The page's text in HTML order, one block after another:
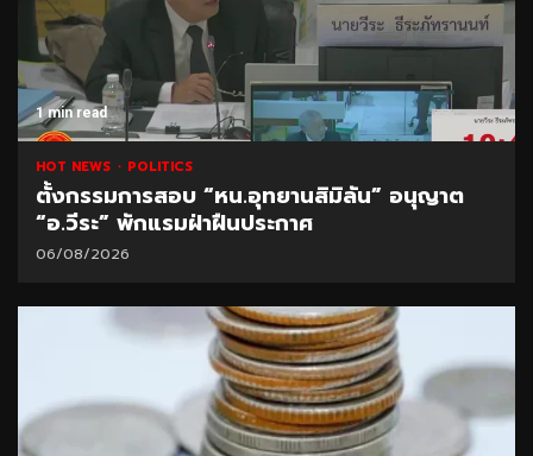
1 min read
HOT NEWS POLITICS
ตั้งกรรมการสอบ “หน.อุทยานสิมิลัน” อนุญาต
“อ.วีระ” พักแรมฝ่าฝืนประกาศ
06/08/2026